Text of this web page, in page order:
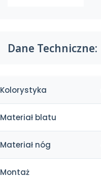
Dane Techniczne:
Kolorystyka
Materiał blatu
Materiał nóg
Montaż